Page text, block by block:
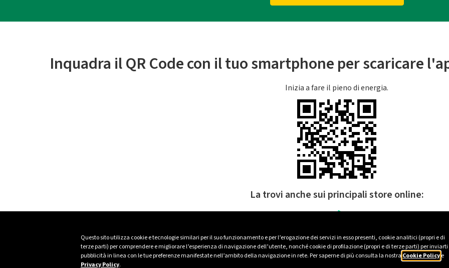
Questo sito utilizza cookie e tecnologie similari per il suo funzionamento e per l’erogazione dei servizi in esso presenti, cookie analitici (propri e di
terze parti) per comprendere e migliorare l’esperienza di navigazione dell’utente, nonché cookie di profilazione (propri e di terze parti) per inviarti
pubblicità in linea con le tue preferenze manifestate nell’ambito della navigazione in rete. Per saperne di più consulta la nostra Cookie Policye
Privacy Policy.
Inquadra il QR Code con il tuo smartphone per scaricare
Inizia a fare il pieno di energia.
La trovi anche sui principali store online: